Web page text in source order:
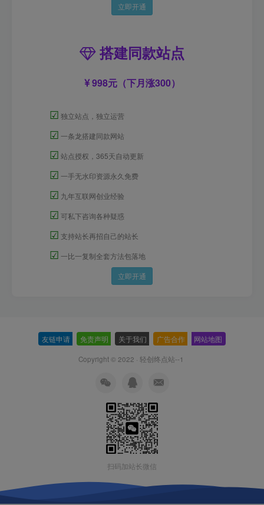
立即开通
搭建同款站点
998元（下月涨300）
☑ 独立站点，独立运营
☑ 一条龙搭建同款网站
☑ 站点授权，365天自动更新
☑ 一手无水印资源永久免费
☑ 九年互联网创业经验
☑ 可私下咨询各种疑惑
☑ 支持站长再招自己的站长
☑ 一比一复制全套方法包落地
立即开通
友链申请 免责声明 关于我们 广告合作 网站地图
Copyright © 2022 · 轻创终点站--1
扫码加站长微信